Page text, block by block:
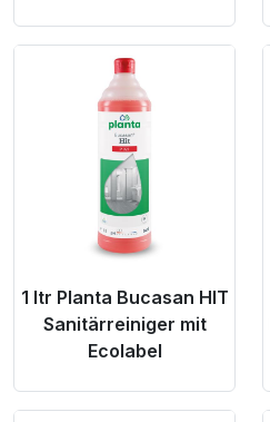
Product Link
1 ltr Planta Bucasan HIT
Sanitärreiniger mit
Ecolabel